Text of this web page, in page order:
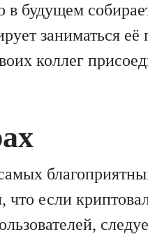
будущем
заниматься её
коллег
что если